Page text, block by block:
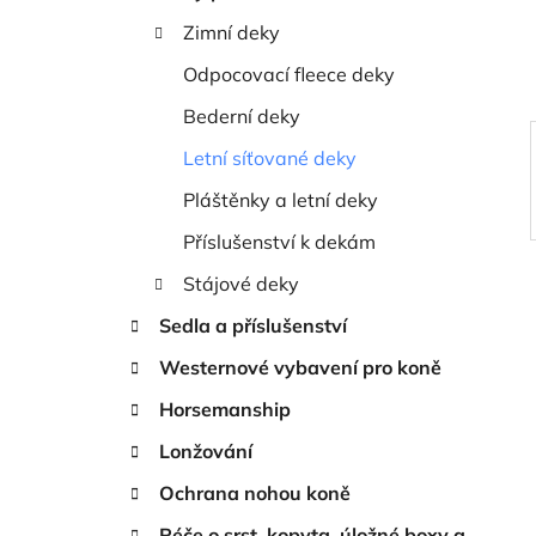
Zimní deky
Odpocovací fleece deky
Bederní deky
Letní síťované deky
Pláštěnky a letní deky
Příslušenství k dekám
Stájové deky
Sedla a příslušenství
Westernové vybavení pro koně
Horsemanship
Lonžování
Ochrana nohou koně